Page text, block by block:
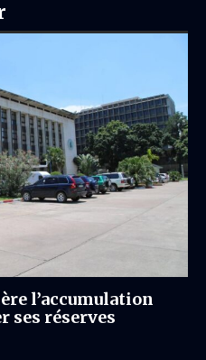
l’accumulation
ses réserves